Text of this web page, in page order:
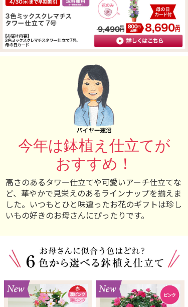
今年は鉢植え仕立てが
おすすめ！
高さのあるタワー仕立てや可愛いアーチ仕立てな
ど、華やかで見栄えのあるラインナップを揃えま
した。いつもとひと味違ったお花のギフトは珍し
いもの好きのお母さんにぴったりです。